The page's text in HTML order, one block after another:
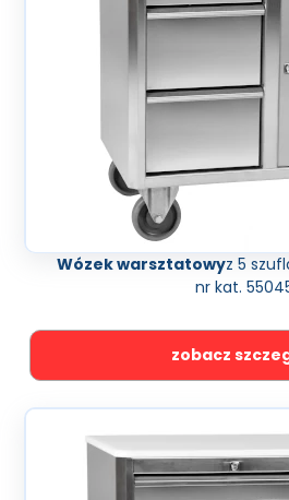
Wózek warsztatowyz 5
nr kat.
zobacz